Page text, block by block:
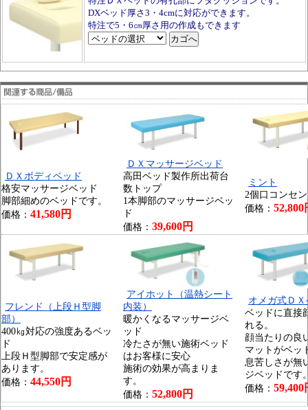
DXベッド厚さ3・4cmに対応ができます。
特注で5・6㎝厚さ用の作成もできます
ＤＸボディベッド
格安マッサージベッド
脚部細めのベッドです。
価格： 41,580円
ＤＸマッサージベッド
高田ベッド製作所出荷台
数トップ
1本脚部のマッサージベッ
ド
価格： 39,600円
ミント
2個口コンセ
価格： 52,800
フレンド（上段Ｈ型脚
部）
400㎏対応の強度あるベッ
ド
上段Ｈ型脚部で安定感が
あります。
価格： 44,550円
アイホット（温熱シート
内装）
暖かくなるマッサージベ
ッド
冷たさが無い施術ベッド
はお客様に安心
施術の効果が高まりま
す。
価格： 52,800円
オメガ式Ｄ
ベッドに直接
れる。
顔当たりの良
マットがベッ
息苦しさが無
ジベッドです
価格： 59,400